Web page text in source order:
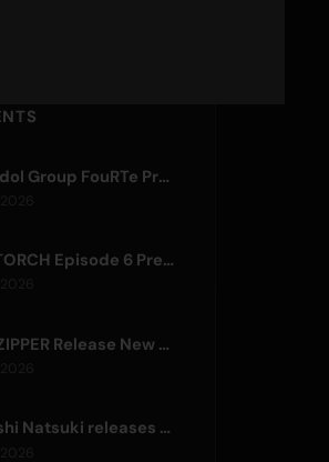
Virtual Idol Group FouRTe Project Debuts with 'ALL IN' Album Produced by m-flo's ☆Taku Takahashi
BLACK TORCH Episode 6 Preview and Streaming Details
FRUITS ZIPPER Release New Collaboration Song '1,2,3,FOOOOUR'
Kawanishi Natsuki releases digital single 'Sayonara wa Ichiban Kirei na Atashi de'